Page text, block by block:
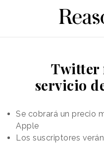
Twitter
servicio
Se cobrará un precio
Apple
Los suscriptores